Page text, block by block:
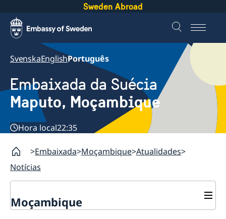
Sweden Abroad
SvenskaEnglishPortuguês
Embaixada da Suécia
Maputo, Moçambique
Hora local22:35
Embaixada Moçambique Atualidades
Notícias
Moçambique